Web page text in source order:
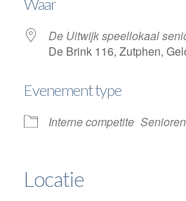
Waar
De Uitwijk speellokaal
De Brink 116, Zutphen,
Evenement type
Interne competite Senioren
Locatie